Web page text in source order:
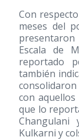
Con
meses del
Escala de
reportado
también
con aquellos
que lo
Changulani
Kulkarni y